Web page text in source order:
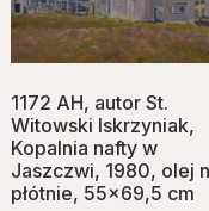
1172 AH, autor St.
Witowski Iskrzyniak,
Kopalnia nafty w
Jaszczwi, 1980, olej
płótnie, 55×69,5 cm